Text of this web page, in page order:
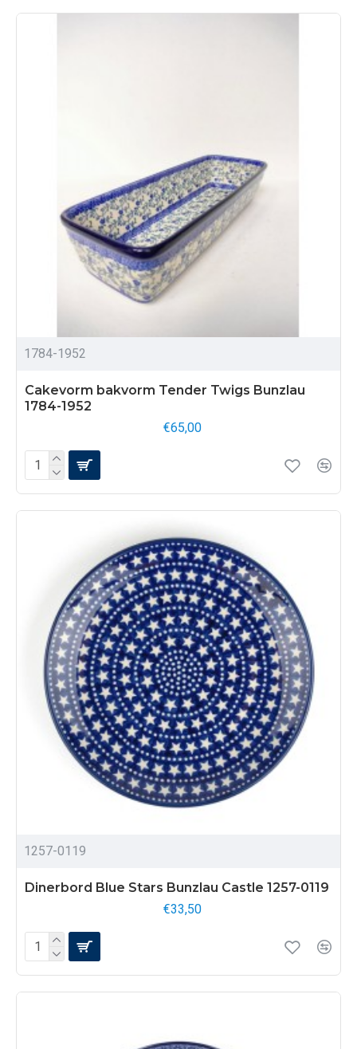
1784-1952
Cakevorm bakvorm Tender Twigs Bunzlau
1784-1952
€65,00
1257-0119
Dinerbord Blue Stars Bunzlau Castle 1257-0119
€33,50